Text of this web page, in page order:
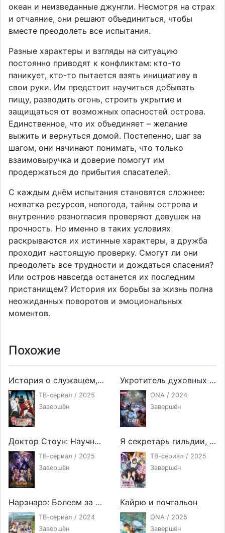
океан и неизведанные джунгли. Несмотря на страх
и отчаяние, они решают объединиться, чтобы
вместе преодолеть все испытания.
Разные характеры и взгляды на ситуацию
постоянно приводят к конфликтам: кто-то
паникует, кто-то пытается взять инициативу в
свои руки. Им предстоит научиться добывать
пищу, разводить огонь, строить укрытие и
защищаться от возможных опасностей острова.
Единственное, что их объединяет – желание
выжить и вернуться домой. Постепенно, шаг за
шагом, они начинают понимать, что только
взаимовыручка и доверие помогут им
продержаться до прибытия спасателей.
С каждым днём испытания становятся сложнее:
нехватка ресурсов, непогода, тайны острова и
внутренние разногласия проверяют девушек на
прочность. Но именно в таких условиях
раскрываются их истинные характеры, а дружба
проходит настоящую проверку. Смогут ли они
преодолеть все трудности и дождаться спасения?
Или остров навсегда останется их последним
пристанищем? История их борьбы за жизнь полна
неожиданных поворотов и эмоциональных
моментов.
Похожие
История о служащем, который стал одним из четырёх Небесных Царей, когда отправился в другой мир
ТВ-сериал / 2025
Завершён
Укротитель духовных питомцев
ONA / 2024
Завершён
Доктор Стоун: Научное будущее
ТВ-сериал / 2025
Завершён
Я секретарь гильдии, но я не люблю сверхурочную работу, поэтому я собираюсь подчинить босса в одиночку
ТВ-сериал / 2025
Завершён
Нарэнарэ: Болеем за вас!
ТВ-сериал / 2024
Завершён
Кайрю и почтальон
ONA / 2025
Завершён